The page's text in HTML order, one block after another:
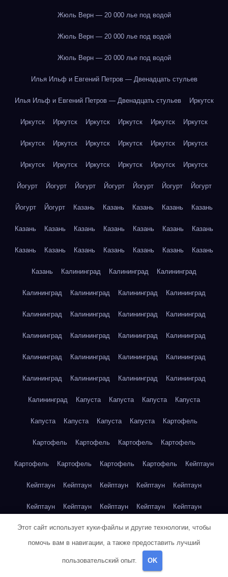
Жюль Верн — 20 000 лье под водой
Жюль Верн — 20 000 лье под водой
Жюль Верн — 20 000 лье под водой
Илья Ильф и Евгений Петров — Двенадцать стульев
Илья Ильф и Евгений Петров — Двенадцать стульев Иркутск
Иркутск Иркутск Иркутск Иркутск Иркутск Иркутск
Иркутск Иркутск Иркутск Иркутск Иркутск Иркутск
Иркутск Иркутск Иркутск Иркутск Иркутск Иркутск
Йогурт Йогурт Йогурт Йогурт Йогурт Йогурт Йогурт
Йогурт Йогурт Казань Казань Казань Казань Казань
Казань Казань Казань Казань Казань Казань Казань
Казань Казань Казань Казань Казань Казань Казань
Казань Калининград Калининград Калининград
Калининград Калининград Калининград Калининград
Калининград Калининград Калининград Калининград
Калининград Калининград Калининград Калининград
Калининград Калининград Калининград Калининград
Калининград Калининград Калининград Калининград
Калининград Капуста Капуста Капуста Капуста
Капуста Капуста Капуста Капуста Картофель
Картофель Картофель Картофель Картофель
Картофель Картофель Картофель Картофель Кейптаун
Кейптаун Кейптаун Кейптаун Кейптаун Кейптаун
Кейптаун Кейптаун Кейптаун Кейптаун Кейптаун
Кейптаун Кейптаун Кейптаун Кейптаун Кейптаун
Кейптаун
Клубника
Этот сайт использует куки-файлы и другие технологии, чтобы
помочь вам в навигации, а также предоставить лучший
пользовательский опыт. OK